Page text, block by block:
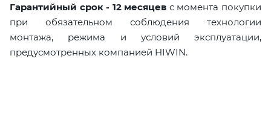
Гарантийный срок - 12 месяцев с момента покупки
при обязательном соблюдения технологии
монтажа, режима и условий эксплуатации,
предусмотренных компанией HIWIN.